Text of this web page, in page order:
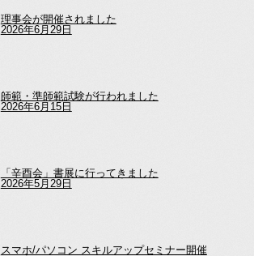
理事会が開催されました
2026年6月29日
師範・準師範試験が行われました
2026年6月15日
「辛酉会」書展に行ってきました
2026年5月29日
スマホ/パソコン スキルアップセミナー開催